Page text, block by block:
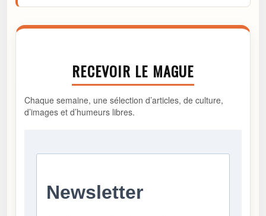
RECEVOIR LE MAGUE
Chaque semaine, une sélection d’articles, de culture,
d’images et d’humeurs libres.